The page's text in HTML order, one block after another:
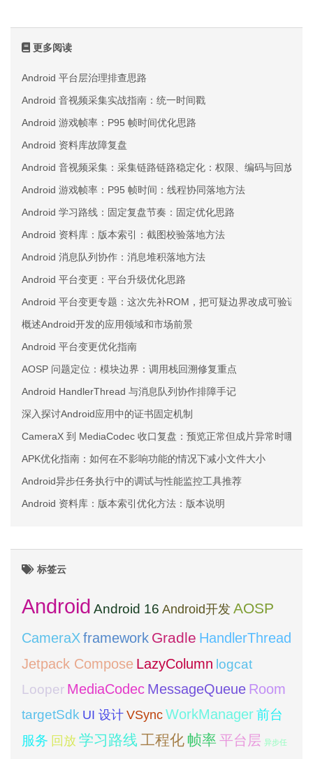
更多阅读
Android 平台层治理排查思路
Android 音视频采集实战指南：统一时间戳
Android 游戏帧率：P95 帧时间优化思路
Android 资料库故障复盘
Android 音视频采集：采集链路链路稳定化：权限、编码与回放三
Android 游戏帧率：P95 帧时间：线程协同落地方法
Android 学习路线：固定复盘节奏：固定优化思路
Android 资料库：版本索引：截图校验落地方法
Android 消息队列协作：消息堆积落地方法
Android 平台变更：平台升级优化思路
Android 平台变更专题：这次先补ROM，把可疑边界改成可验证约
概述Android开发的应用领域和市场前景
Android 平台变更优化指南
AOSP 问题定位：模块边界：调用栈回溯修复重点
Android HandlerThread 与消息队列协作排障手记
深入探讨Android应用中的证书固定机制
CameraX 到 MediaCodec 收口复盘：预览正常但成片异常时哪一
APK优化指南：如何在不影响功能的情况下减小文件大小
Android异步任务执行中的调试与性能监控工具推荐
Android 资料库：版本索引优化方法：版本说明
标签云
Android Android 16 Android开发 AOSP
CameraXframework Gradle HandlerThread
Jetpack Compose LazyColumn logcat
Looper MediaCodec MessageQueue Room
targetSdk UI 设计 VSyncWorkManager前台
服务 回放 学习路线 工程化帧率 平台层 异步任